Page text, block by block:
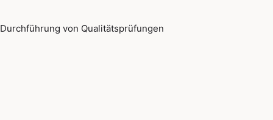
Durchführung von Qualitätsprüfungen